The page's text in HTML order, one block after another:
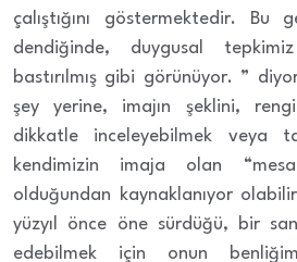
çalıştığını göstermektedir. Bu
dendiğinde, duygusal
bastırılmış gibi görünüyor. ”
şey yerine, imajın şeklini,
dikkatle inceleyebilmek veya
kendimizin imaja olan
olduğundan kaynaklanıyor
yüzyıl önce öne sürdüğü, bir
edebilmek için onun